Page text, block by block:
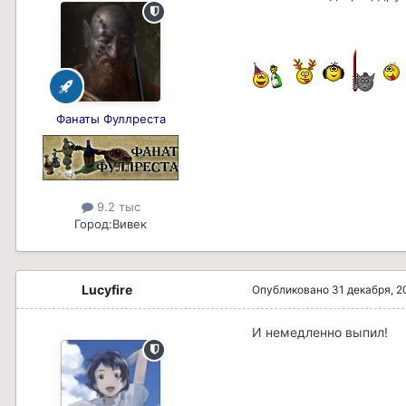
Фанаты Фуллреста
9.2 тыс
Город:Вивек
Lucyfire Опубликовано 31 декабря,
И немедленно выпил!